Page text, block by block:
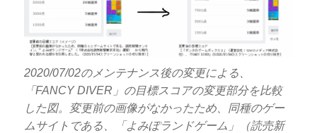
2020/07/02のメンテナンス後の変更による、
「FANCY DIVER」の目標スコアの変更部分を比較
した図。変更前の画像がなかったため、同種のゲー
ムサイトである、「よみぽランドゲーム」（読売新